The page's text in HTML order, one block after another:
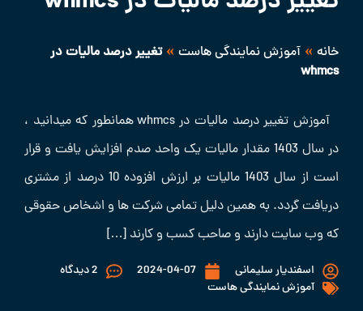
خانه » آموزش نمایندگی هاست »تغییر درصد مالیات در
whmcs
آموزش تغییر درصد مالیات در whmcs همانطور که میدانید ،
در سال 1403 مقدار مالیات یک واحد صدم افزایش یافت و قرار
است از سال 1403 مالیات بر ارزش افزوده 10 درصد از مشتری
دریافت گردد. به همین دلیل تمامی شرکت ها و اشخاص حقوقی
که وب سایت دارند و صاحب کسب و کارند […]
اسفندیار سلیمانی 2024-04-07
2 دیدگاه
آموزش نمایندگی هاست